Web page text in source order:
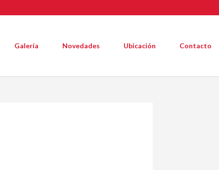
Galería Novedades Ubicación Contacto